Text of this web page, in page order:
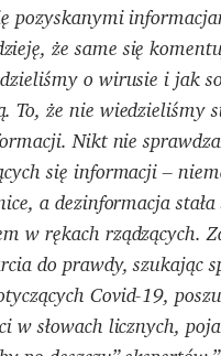
pozyskanymi
że same się
o wirusie i jak
To, że nie wiedzieliśmy
Nikt nie
się informacji –
a dezinformacja stała
w rękach rządzących.
do prawdy, szukając
Covid-19,
w słowach licznych,